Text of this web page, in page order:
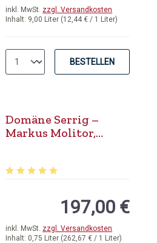
Inhalt: 9,00 Liter (12,44 € / 1 Liter)
inkl. MwSt. zzgl. Versandkosten
BESTELLEN
Domäne Serrig –
Markus Molitor,
Lage, Mosel Saar
Inhalt: 0,75 Liter (262,67 € / 1 Liter)
inkl. MwSt. zzgl. Versandkosten
197,00 €